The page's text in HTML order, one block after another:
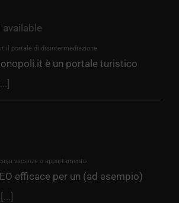
il portale di disintermediazione
è un portale turistico
vacanze o appartamento
efficace per un (ad esempio)
[...]